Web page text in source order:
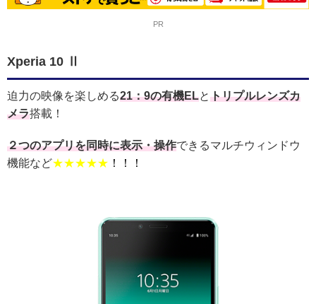
PR
Xperia 10 Ⅱ
迫力の映像を楽しめる21：9の有機ELとトリプルレンズカ
メラ搭載！
２つのアプリを同時に表示・操作できるマルチウィンドウ
機能など★★★★★ ！！！